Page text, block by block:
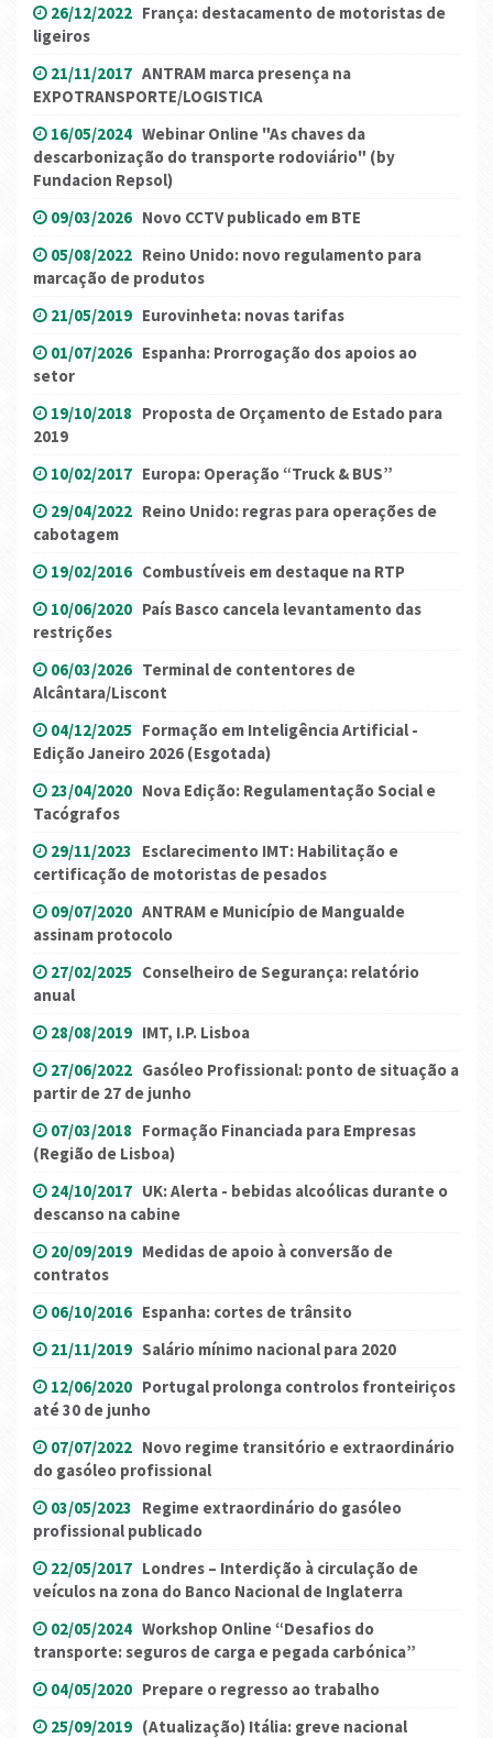
26/12/2022 França: destacamento de motoristas de
ligeiros
21/11/2017 ANTRAM marca presença na
EXPOTRANSPORTE/LOGISTICA
16/05/2024 Webinar Online "As chaves da
descarbonização do transporte rodoviário" (by
Fundacion Repsol)
09/03/2026 Novo CCTV publicado em BTE
05/08/2022 Reino Unido: novo regulamento para
marcação de produtos
21/05/2019 Eurovinheta: novas tarifas
01/07/2026 Espanha: Prorrogação dos apoios ao
setor
19/10/2018 Proposta de Orçamento de Estado para
2019
10/02/2017 Europa: Operação “Truck & BUS”
29/04/2022 Reino Unido: regras para operações de
cabotagem
19/02/2016 Combustíveis em destaque na RTP
10/06/2020 País Basco cancela levantamento das
restrições
06/03/2026 Terminal de contentores de
Alcântara/Liscont
04/12/2025 Formação em Inteligência Artificial -
Edição Janeiro 2026 (Esgotada)
23/04/2020 Nova Edição: Regulamentação Social e
Tacógrafos
29/11/2023 Esclarecimento IMT: Habilitação e
certificação de motoristas de pesados
09/07/2020 ANTRAM e Município de Mangualde
assinam protocolo
27/02/2025 Conselheiro de Segurança: relatório
anual
28/08/2019 IMT, I.P. Lisboa
27/06/2022 Gasóleo Profissional: ponto de situação a
partir de 27 de junho
07/03/2018 Formação Financiada para Empresas
(Região de Lisboa)
24/10/2017 UK: Alerta - bebidas alcoólicas durante o
descanso na cabine
20/09/2019 Medidas de apoio à conversão de
contratos
06/10/2016 Espanha: cortes de trânsito
21/11/2019 Salário mínimo nacional para 2020
12/06/2020 Portugal prolonga controlos fronteiriços
até 30 de junho
07/07/2022 Novo regime transitório e extraordinário
do gasóleo profissional
03/05/2023 Regime extraordinário do gasóleo
profissional publicado
22/05/2017 Londres – Interdição à circulação de
veículos na zona do Banco Nacional de Inglaterra
02/05/2024 Workshop Online “Desafios do
transporte: seguros de carga e pegada carbónica”
04/05/2020 Prepare o regresso ao trabalho
25/09/2019 (Atualização) Itália: greve nacional